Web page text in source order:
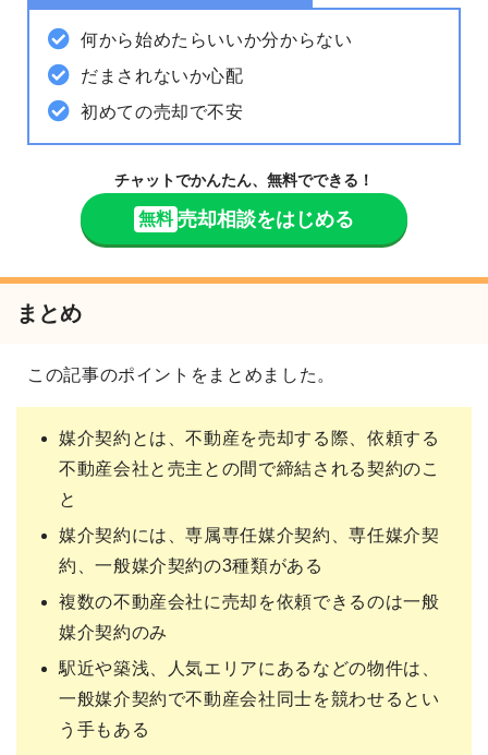
何から始めたらいいか分からない
だまされないか心配
初めての売却で不安
チャットでかんたん、無料でできる！
無料 売却相談をはじめる
まとめ
この記事のポイントをまとめました。
媒介契約とは、不動産を売却する際、依頼する
不動産会社と売主との間で締結される契約のこ
と
媒介契約には、専属専任媒介契約、専任媒介契
約、一般媒介契約の3種類がある
複数の不動産会社に売却を依頼できるのは一般
媒介契約のみ
駅近や築浅、人気エリアにあるなどの物件は、
一般媒介契約で不動産会社同士を競わせるとい
う手もある